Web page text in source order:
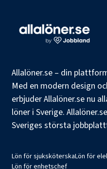
Allalöner.se – din
Med en modern design
erbjuder Allalöner.se nu
löner i Sverige.
Sveriges största
Lön för sjuksköterskaLön för
Lön för enhetschef